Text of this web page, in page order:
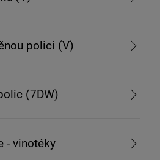
polici (V)
(7DW)
- vinotéky